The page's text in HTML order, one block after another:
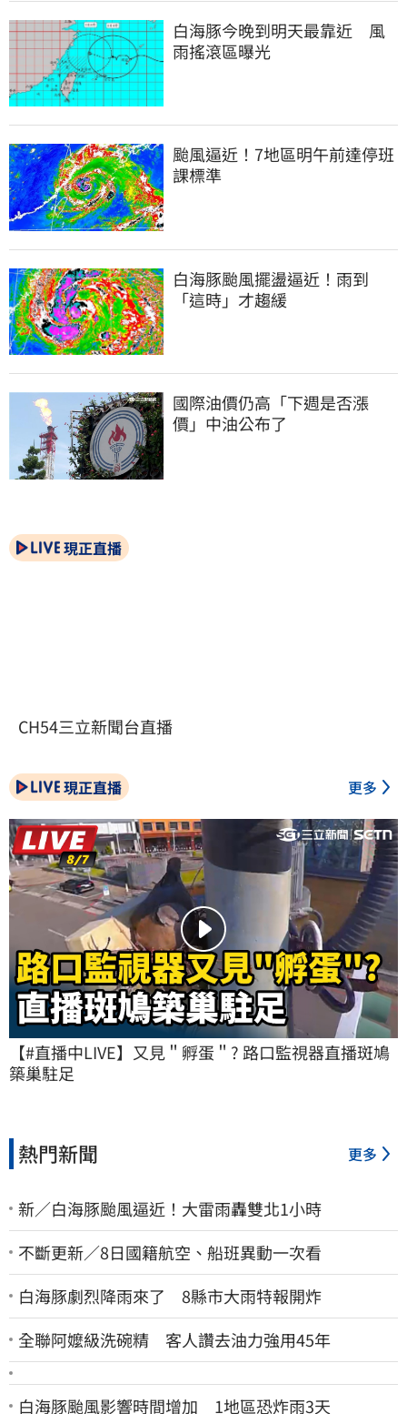
白海豚今晚到明天最靠近　風
雨搖滾區曝光
颱風逼近！7地區明午前達停班
課標準
白海豚颱風擺盪逼近！雨到
「這時」才趨緩
國際油價仍高「下週是否漲
價」中油公布了
現正直播
CH54三立新聞台直播
現正直播 更多
【#直播中LIVE】又見＂孵蛋＂? 路口監視器直播斑鳩
築巢駐足
熱門新聞 更多
新／白海豚颱風逼近！大雷雨轟雙北1小時
不斷更新／8日國籍航空、船班異動一次看
白海豚劇烈降雨來了 8縣市大雨特報開炸
全聯阿嬤級洗碗精 客人讚去油力強用45年
白海豚颱風影響時間增加 1地區恐炸雨3天